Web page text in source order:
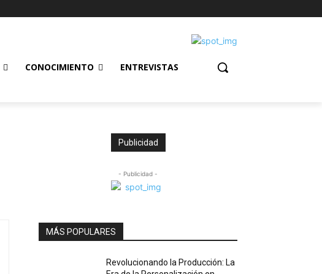
CONOCIMIENTO ENTREVISTAS
Publicidad
- Publicidad -
MÁS POPULARES
Revolucionando la Producción: La